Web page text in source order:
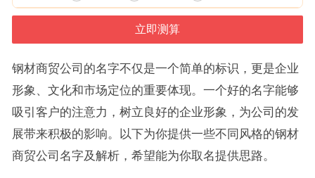
钢材商贸公司的名字不仅是一个简单的标识，更是企业
形象、文化和市场定位的重要体现。一个好的名字能够
吸引客户的注意力，树立良好的企业形象，为公司的发
展带来积极的影响。以下为你提供一些不同风格的钢材
商贸公司名字及解析，希望能为你取名提供思路。